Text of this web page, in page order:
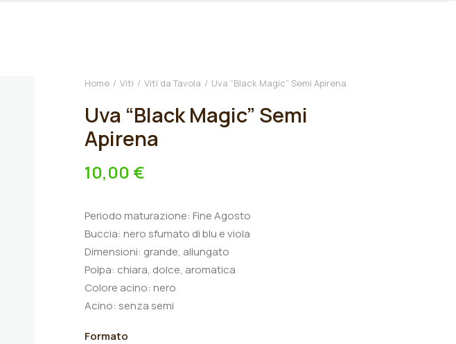
Home Viti Viti da Tavola Uva “Black Magic” Semi Apirena
Uva “Black Magic” Semi
Apirena
10,00 €
Periodo maturazione: Fine Agosto
Buccia: nero sfumato di blu e viola
Dimensioni: grande, allungato
Polpa: chiara, dolce, aromatica
Colore acino: nero
Acino: senza semi
Formato